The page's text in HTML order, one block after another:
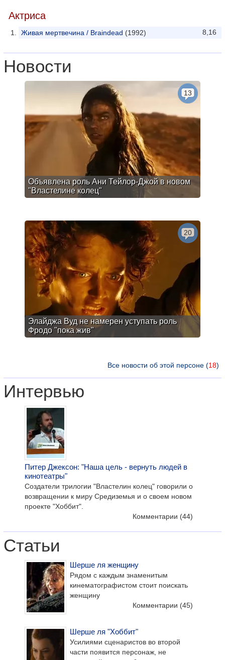
Актриса
8,16
Живая мертвечина / Braindead (1992)
Новости
Объявлена роль Ани Тейлор-Джой в новом
"Властелине колец"
13
Элайджа Вуд не намерен уступать роль
Фродо "пока жив"
20
Все новости об этой персоне (18)
Интервью
Питер Джексон: "Наша цель - вернуть людей в
кинотеатры"
Создатели трилогии "Властелин колец" говорили о
возвращении к миру Средиземья и о своем новом
проекте "Хоббит".
Комментарии (44)
Статьи
Шерше ля женщину
Рядом с каждым знаменитым
кинематографистом стоит поискать
женщину
Комментарии (45)
Шерше ля "Хоббит"
Усилиями сценаристов во второй
части появится персонаж, не